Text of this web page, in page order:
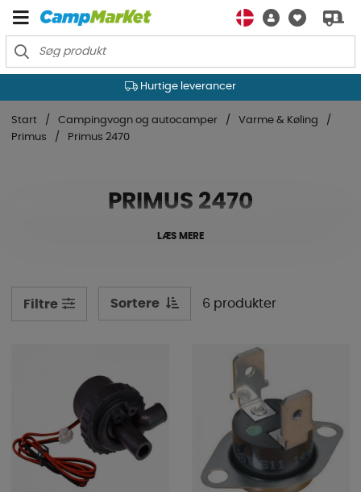
Hurtige leverancer
Start Campingvogn og autocamper
Varme & Køling
Primus
Primus 2470
PRIMUS 2470
LÆS MERE
Filtre Sortere 6 produkter